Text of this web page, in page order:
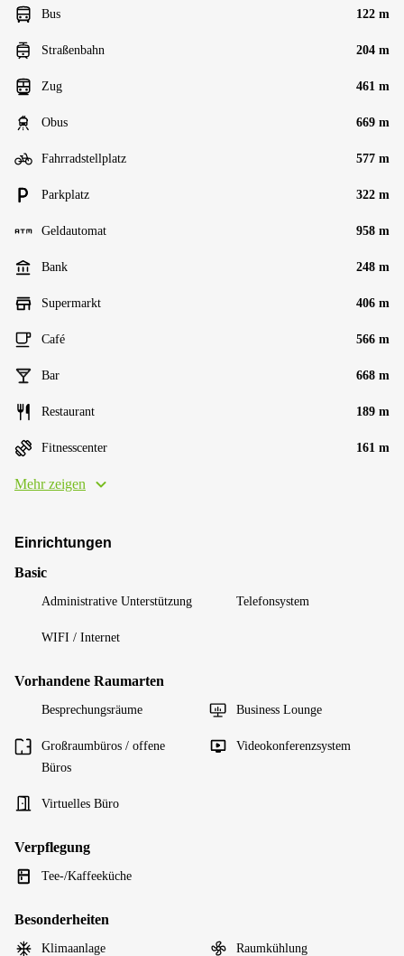
Bus 122 m
Straßenbahn 204 m
Zug 461 m
Obus 669 m
Fahrradstellplatz 577 m
Parkplatz 322 m
Geldautomat 958 m
Bank 248 m
Supermarkt 406 m
Café 566 m
Bar 668 m
Restaurant 189 m
Fitnesscenter 161 m
Mehr zeigen
Einrichtungen
Basic
Administrative Unterstützung Telefonsystem
WIFI / Internet
Vorhandene Raumarten
Besprechungsräume Business Lounge
Großraumbüros / offene
Büros
Videokonferenzsystem
Virtuelles Büro
Verpflegung
Tee-/Kaffeeküche
Besonderheiten
Klimaanlage Raumkühlung